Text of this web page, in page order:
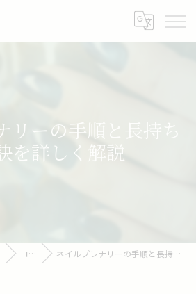
リーの手順と長持ち
を詳しく解説
コラム ネイルプレナリーの手順と長持ちの秘訣を詳しく解説